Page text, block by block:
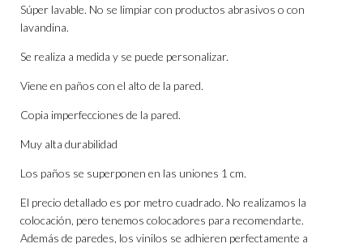
Súper lavable. No se limpiar con productos abrasivos o con
lavandina.
Se realiza a medida y se puede personalizar.
Viene en paños con el alto de la pared.
Copia imperfecciones de la pared.
Muy alta durabilidad
Los paños se superponen en las uniones 1 cm.
El precio detallado es por metro cuadrado. No realizamos la
colocación, pero tenemos colocadores para recomendarte.
Además de paredes, los vinilos se adhieren perfectamente a